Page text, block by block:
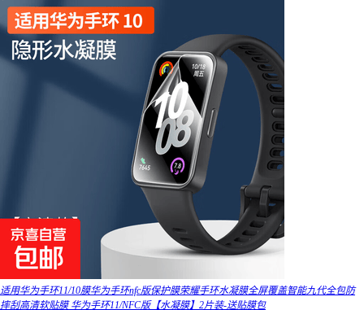
适用华为手环11/10膜华为手环nfc版保护膜荣耀手环水凝膜全屏覆盖智能九代全包防
摔刮高清软贴膜 华为手环11/NFC版【水凝膜】2片装-送贴膜包